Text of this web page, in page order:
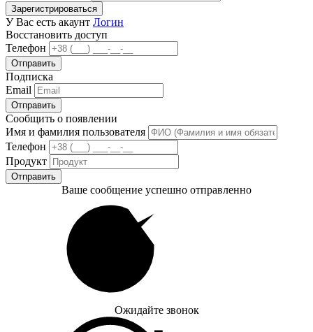
Зарегистрироваться
У Вас есть акаунт Логин
Восстановить доступ
Телефон
Отправить
Подписка
Email
Отправить
Сообщить о появлении
Имя и фамилия пользователя
Телефон
Продукт
Отправить
Ваше сообщение успешно отправленно
Ожидайте звонок